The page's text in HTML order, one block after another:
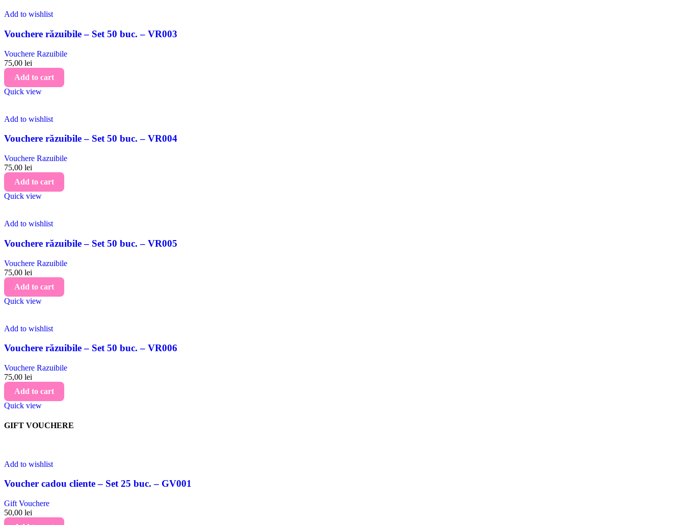
Add to wishlist
Vouchere răzuibile – Set 50 buc. – VR003
Vouchere Razuibile
75,00 lei
Add to cart
Quick view
Add to wishlist
Vouchere răzuibile – Set 50 buc. – VR004
Vouchere Razuibile
75,00 lei
Add to cart
Quick view
Add to wishlist
Vouchere răzuibile – Set 50 buc. – VR005
Vouchere Razuibile
75,00 lei
Add to cart
Quick view
Add to wishlist
Vouchere răzuibile – Set 50 buc. – VR006
Vouchere Razuibile
75,00 lei
Add to cart
Quick view
GIFT VOUCHERE
Add to wishlist
Voucher cadou cliente – Set 25 buc. – GV001
Gift Vouchere
50,00 lei